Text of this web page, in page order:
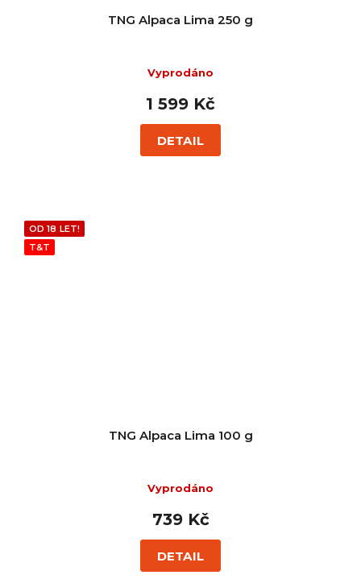
TNG Alpaca Lima 250 g
Vyprodáno
1 599 Kč
DETAIL
OD 18 LET!
T&T
TNG Alpaca Lima 100 g
Vyprodáno
739 Kč
DETAIL